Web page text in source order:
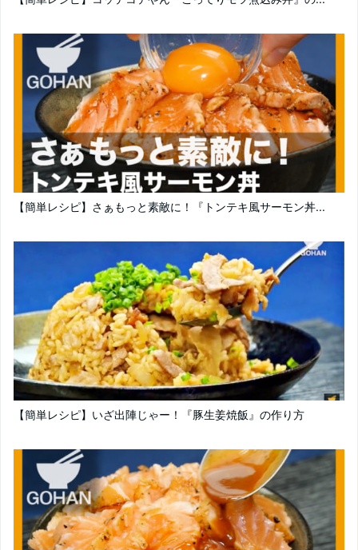
【簡単レシピ】さぁもっと素敵に！『トンテキ風サーモン丼...
【簡単レシピ】いざ出陣じゃー！『豚生姜焼飯』の作り方